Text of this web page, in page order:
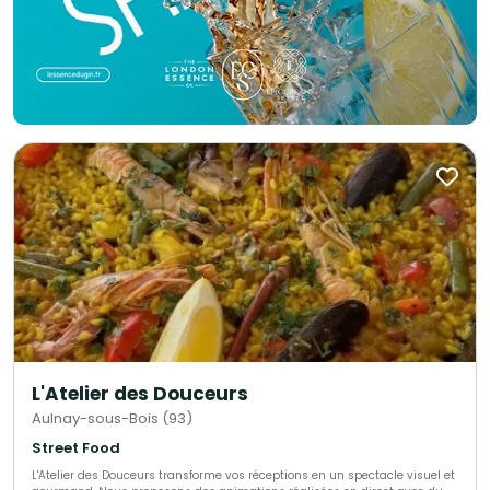
L'Atelier des Douceurs
Aulnay-sous-Bois (93)
Street Food
L'Atelier des Douceurs transforme vos réceptions en un spectacle visuel et